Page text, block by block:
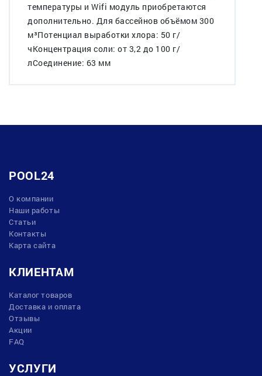
температуры и Wifi модуль приобретаются
дополнительно. Для бассейнов объёмом 300
м³Потенциал выработки хлора: 50 г/
чКонцентрация соли: от 3,2 до 100 г/
лСоединение: 63 мм
POOL24
О компании
Наши работы
Статьи
Контакты
Карта сайта
КЛИЕНТАМ
Каталог товаров
Доставка и оплата
Отзывы
Акции
FAQ
УСЛУГИ